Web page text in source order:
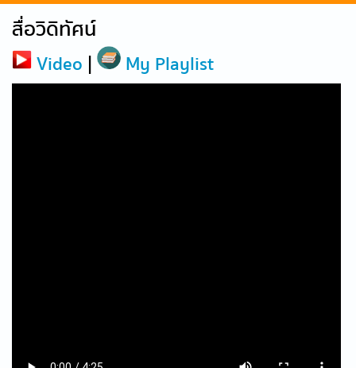
สื่อวิดิทัศน์
Video | My Playlist